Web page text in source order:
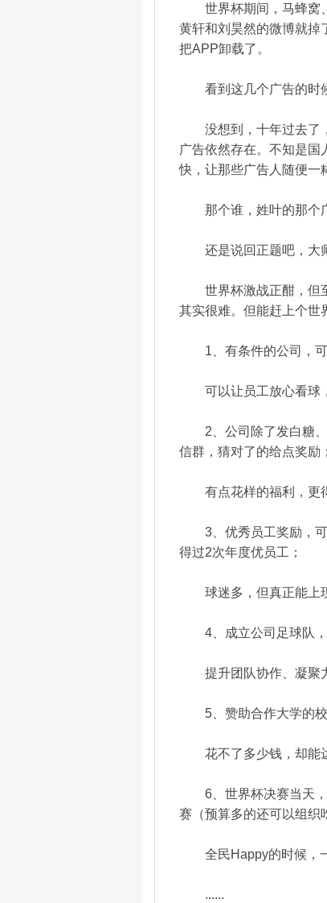
世界杯期间，马蜂窝、
黄轩和刘昊然的微博就掉
把APP卸载了。
看到这几个广告的时候
没想到，十年过去了，
广告依然存在。不知是
快，让那些广告人随便一
那个谁，姓叶的那个
还是说回正题吧，大师
世界杯激战正酣，但至
其实很难。但能赶上个世
1、有条件的公司，可
可以让员工放心看球
2、公司除了发白糖、
信群，猜对了的给点奖励；
有点花样的福利，更
3、优秀员工奖励，可
得过2次年度优员工；
球迷多，但真正能上现
4、成立公司足球队，
提升团队协作、凝聚
5、赞助合作大学的校
花不了多少钱，却能
6、世界杯决赛当天，
赛（预算多的还可以组织
全民Happy的时候，
......